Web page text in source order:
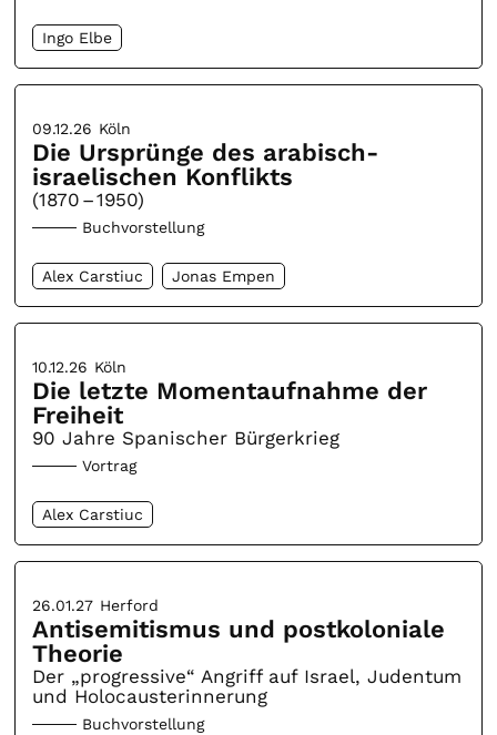
Ingo Elbe
09.12.26 Köln
Die Ursprünge des arabisch-
israelischen Konflikts
(1870 – 1950)
Buchvorstellung
Alex Carstiuc Jonas Empen
10.12.26 Köln
Die letzte Momentaufnahme der
Freiheit
90 Jahre Spanischer Bürgerkrieg
Vortrag
Alex Carstiuc
26.01.27 Herford
Antisemitismus und postkoloniale
Theorie
Der „progressive“ Angriff auf Israel, Judentum
und Holocausterinnerung
Buchvorstellung